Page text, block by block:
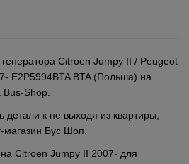
Citroen Jumpy II / Peugeot
E2P5994BTA BTA (Польша) на
Shop.
детали к не выходя из квартиры,
магазин Бус Шоп.
Citroen Jumpy II 2007- для